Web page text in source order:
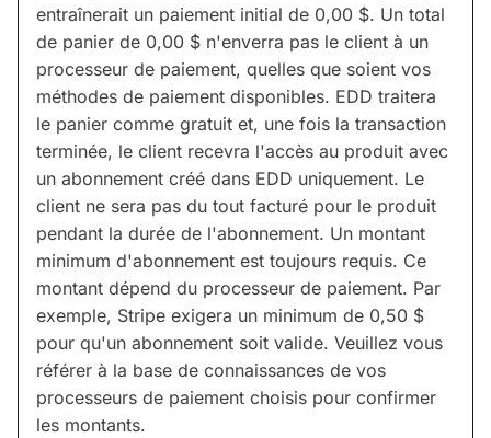
entraînerait un paiement initial de 0,00 $. Un total
de panier de 0,00 $ n'enverra pas le client à un
processeur de paiement, quelles que soient vos
méthodes de paiement disponibles. EDD traitera
le panier comme gratuit et, une fois la transaction
terminée, le client recevra l'accès au produit avec
un abonnement créé dans EDD uniquement. Le
client ne sera pas du tout facturé pour le produit
pendant la durée de l'abonnement. Un montant
minimum d'abonnement est toujours requis. Ce
montant dépend du processeur de paiement. Par
exemple, Stripe exigera un minimum de 0,50 $
pour qu'un abonnement soit valide. Veuillez vous
référer à la base de connaissances de vos
processeurs de paiement choisis pour confirmer
les montants.